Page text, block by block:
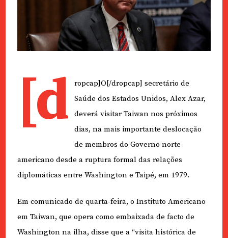
[d
ropcap]O[/dropcap] secretário de
Saúde dos Estados Unidos, Alex Azar,
deverá visitar Taiwan nos próximos
dias, na mais importante deslocação
de membros do Governo norte-
americano desde a ruptura formal das relações
diplomáticas entre Washington e Taipé, em 1979.
Em comunicado de quarta-feira, o Instituto Americano
em Taiwan, que opera como embaixada de facto de
Washington na ilha, disse que a “visita histórica de